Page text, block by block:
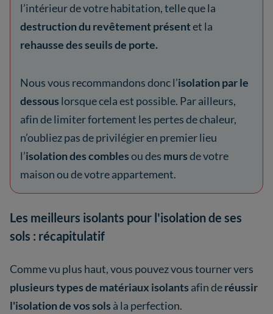
l’intérieur de votre habitation, telle que la
destruction du revêtement présentet la
rehausse des seuils de porte.
Nous vous recommandons donc l’isolation par le
dessous lorsque cela est possible. Par ailleurs,
afin de limiter fortement les pertes de chaleur,
n’oubliez pas de privilégier en premier lieu
l’isolation des comblesou des mursde votre
maison ou de votre appartement.
Les meilleurs isolants pour l'isolation de ses
sols : récapitulatif
Comme vu plus haut, vous pouvez vous tourner vers
plusieurs types de matériaux isolants afin deréussir
l'isolation de vos sols à la perfection.